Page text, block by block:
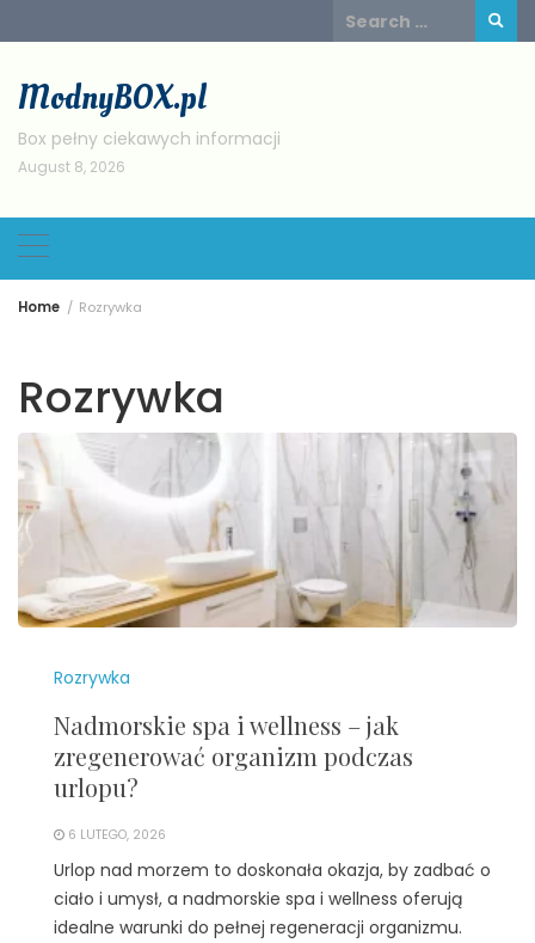
to
Search
for:
ModnyBOX.pl
Box pełny ciekawych informacji
August 8, 2026
Home Rozrywka
Rozrywka
Rozrywka
Nadmorskie spa i wellness – jak
zregenerować organizm podczas
urlopu?
6 LUTEGO, 2026
Urlop nad morzem to doskonała okazja, by zadbać o
ciało i umysł, a nadmorskie spa i wellness oferują
idealne warunki do pełnej regeneracji organizmu.